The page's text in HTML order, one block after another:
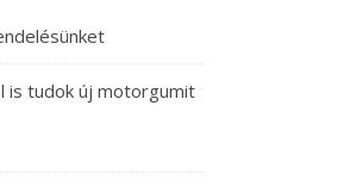
is tudok új motorgumit